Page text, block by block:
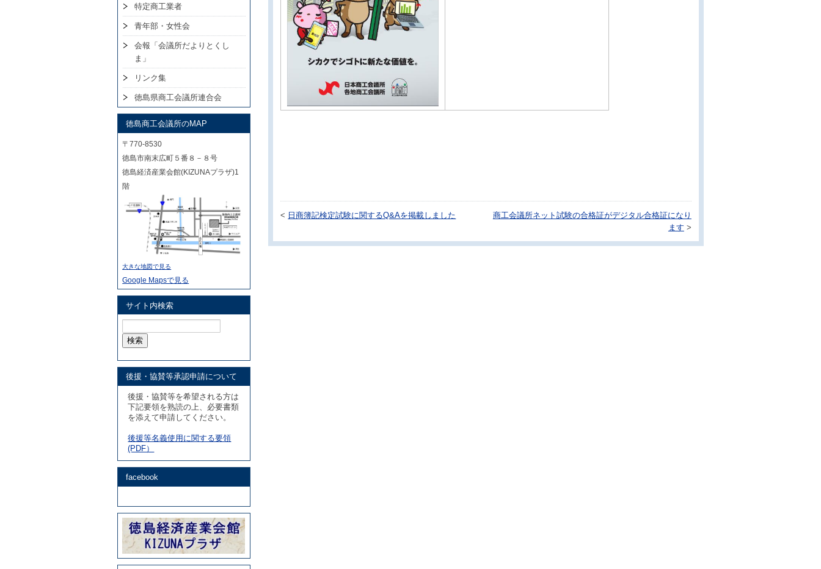
< 日商簿記検定試験に関するQ&Aを掲載しました
商工会議所ネット試験の合格証がデジタル合格証になり
ます >
特定商工業者
青年部・女性会
会報「会議所だよりとくし
ま」
リンク集
徳島県商工会議所連合会
徳島商工会議所のMAP
〒770-8530
徳島市南末広町５番８－８号
徳島経済産業会館(KIZUNAプラザ)1
階
大きな地図で見る
Google Mapsで見る
サイト内検索
索:
後援・協賛等承認申請について
後援・協賛等を希望される方は
下記要領を熟読の上、必要書類
を添えて申請してください。
後援等名義使用に関する要領
(PDF）
facebook